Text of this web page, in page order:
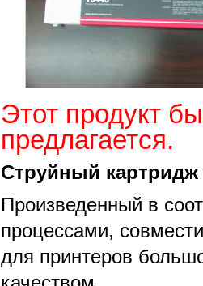
Этот продукт
предлагается.
Струйный
Произведенный в
процессами,
для принтеров